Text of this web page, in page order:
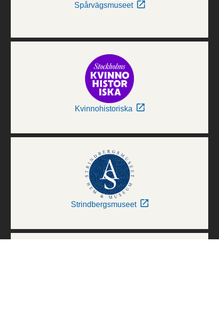
Spårvägsmuseet
Kvinnohistoriska
Strindbergsmuseet